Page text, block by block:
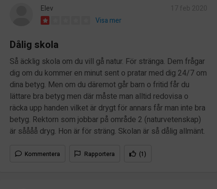
Elev
Visa mer
Dålig skola
Så äcklig skola om du vill gå natur. För stränga. Dem frågar
dig om du kommer en minut sent o pratar med dig 24/7 om
dina betyg. Men om du däremot går barn o fritid får du
lättare bra betyg men där måste man alltid redovisa o
räcka upp handen vilket är drygt för annars får man inte bra
betyg. Rektorn som jobbar på område 2 (naturvetenskap)
är såååå dryg. Hon är för sträng. Skolan är så dålig allmänt.
Kommentera Rapportera (1)